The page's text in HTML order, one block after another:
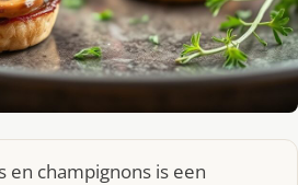
en champignons is een